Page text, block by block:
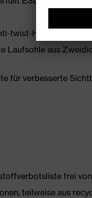
twist-Hinterkappe
Laufsohle aus
für verbesserte
frei
teilweise aus